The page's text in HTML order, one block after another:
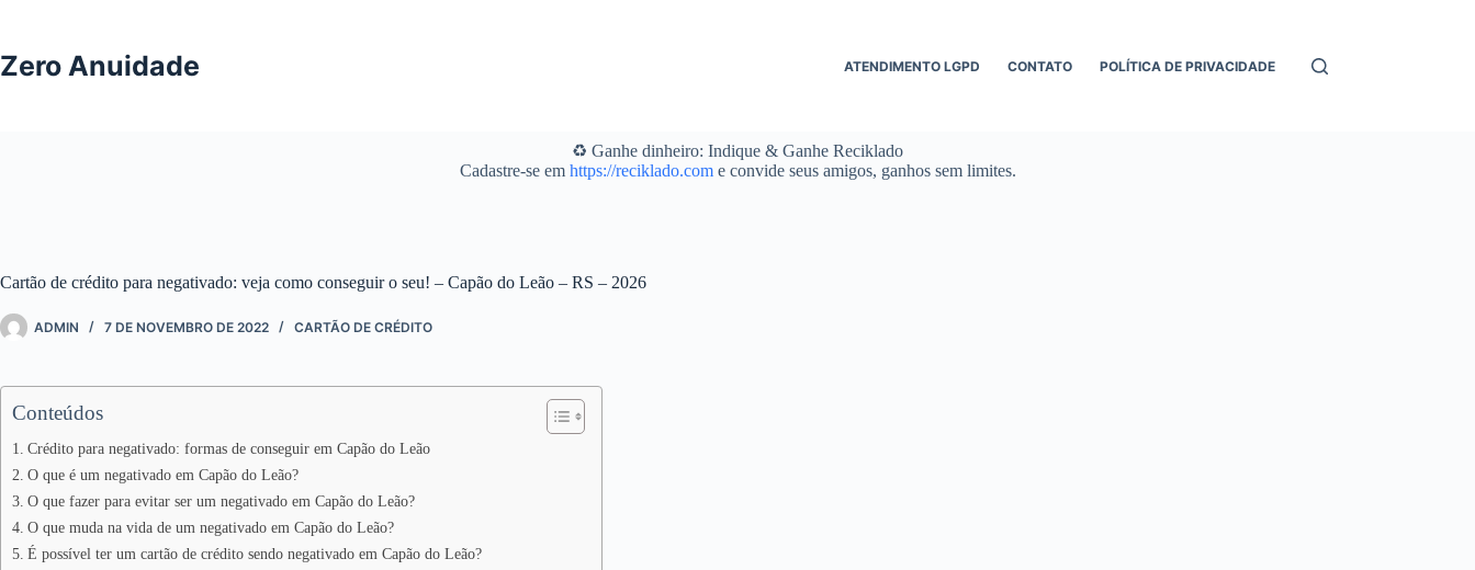
conteúdo
Zero Anuidade ATENDIMENTO LGPD CONTATO POLÍTICA DE PRIVACIDADE
♻️ Ganhe dinheiro: Indique & Ganhe Reciklado
Cadastre-se em https://reciklado.come convide seus amigos, ganhos sem limites.
Cartão de crédito para negativado: veja como conseguir o seu! – Capão do Leão – RS – 2026
ADMIN 7 DE NOVEMBRO DE 2022 CARTÃO DE CRÉDITO
Conteúdos
Crédito para negativado: formas de conseguir em Capão do Leão
O que é um negativado em Capão do Leão?
O que fazer para evitar ser um negativado em Capão do Leão?
O que muda na vida de um negativado em Capão do Leão?
É possível ter um cartão de crédito sendo negativado em Capão do Leão?